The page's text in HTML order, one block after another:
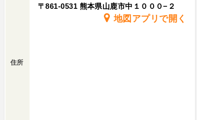
住所
〒861-0531 熊本県山鹿市中１０００−２
地図アプリで開く